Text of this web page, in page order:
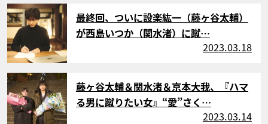
サムネイル
最終回、ついに設楽紘一（藤ヶ谷太輔）
が西島いつか（関水渚）に蹴…
2023.03.18
サムネイル
藤ヶ谷太輔＆関水渚＆京本大我、『ハマ
る男に蹴りたい女』“愛”さく…
2023.03.14